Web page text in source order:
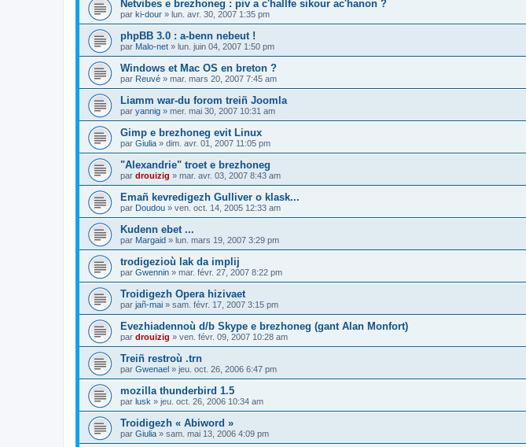
Netvibes e brezhoneg : piv a c'hallfe sikour ac'hanon ?
par ki-dour » lun. avr. 30, 2007 1:35 pm
phpBB 3.0 : a-benn nebeut !
par Malo-net » lun. juin 04, 2007 1:50 pm
Windows et Mac OS en breton ?
par Reuvé » mar. mars 20, 2007 7:45 am
Liamm war-du forom treiñ Joomla
par yannig » mer. mai 30, 2007 10:31 am
Gimp e brezhoneg evit Linux
par Giulia » dim. avr. 01, 2007 11:05 pm
"Alexandrie" troet e brezhoneg
par drouizig » mar. avr. 03, 2007 8:43 am
Emañ kevredigezh Gulliver o klask...
par Doudou » ven. oct. 14, 2005 12:33 am
Kudenn ebet ...
par Margaid » lun. mars 19, 2007 3:29 pm
trodigezioù lak da implij
par Gwennin » mar. févr. 27, 2007 8:22 pm
Troidigezh Opera hizivaet
par jañ-mai » sam. févr. 17, 2007 3:15 pm
Evezhiadennoù d/b Skype e brezhoneg (gant Alan Monfort)
par drouizig » ven. févr. 09, 2007 10:28 am
Treiñ restroù .trn
par Gwenael » jeu. oct. 26, 2006 6:47 pm
mozilla thunderbird 1.5
par lusk » jeu. oct. 26, 2006 10:34 am
Troidigezh « Abiword »
par Giulia » sam. mai 13, 2006 4:09 pm